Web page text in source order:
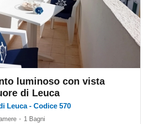
luminoso con vista
di Leuca
Leuca - Codice 570
• 1 Bagni